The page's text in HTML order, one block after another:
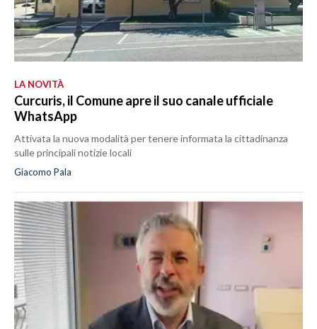
LA NOVITÀ
Curcuris, il Comune apre il suo canale ufficiale
WhatsApp
Attivata la nuova modalità per tenere informata la cittadinanza
sulle principali notizie locali
Giacomo Pala